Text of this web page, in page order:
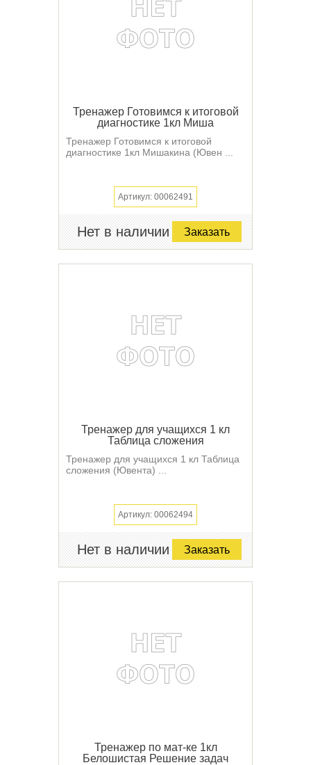
Тренажер Готовимся к итоговой
диагностике 1кл Миша
Тренажер Готовимся к итоговой
диагностике 1кл Мишакина (Ювен ...
Артикул: 00062491
Нет в наличии Заказать
Тренажер для учащихся 1 кл
Таблица сложения
Тренажер для учащихся 1 кл Таблица
сложения (Ювента) ...
Артикул: 00062494
Нет в наличии Заказать
Тренажер по мат-ке 1кл
Белошистая Решение задач